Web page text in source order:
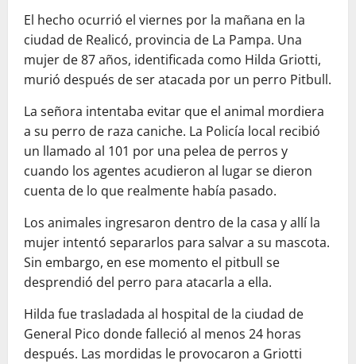
El hecho ocurrió el viernes por la mañana en la
ciudad de Realicó, provincia de La Pampa. Una
mujer de 87 años, identificada como Hilda Griotti,
murió después de ser atacada por un perro Pitbull.
La señora intentaba evitar que el animal mordiera
a su perro de raza caniche. La Policía local recibió
un llamado al 101 por una pelea de perros y
cuando los agentes acudieron al lugar se dieron
cuenta de lo que realmente había pasado.
Los animales ingresaron dentro de la casa y allí la
mujer intentó separarlos para salvar a su mascota.
Sin embargo, en ese momento el pitbull se
desprendió del perro para atacarla a ella.
Hilda fue trasladada al hospital de la ciudad de
General Pico donde falleció al menos 24 horas
después. Las mordidas le provocaron a Griotti